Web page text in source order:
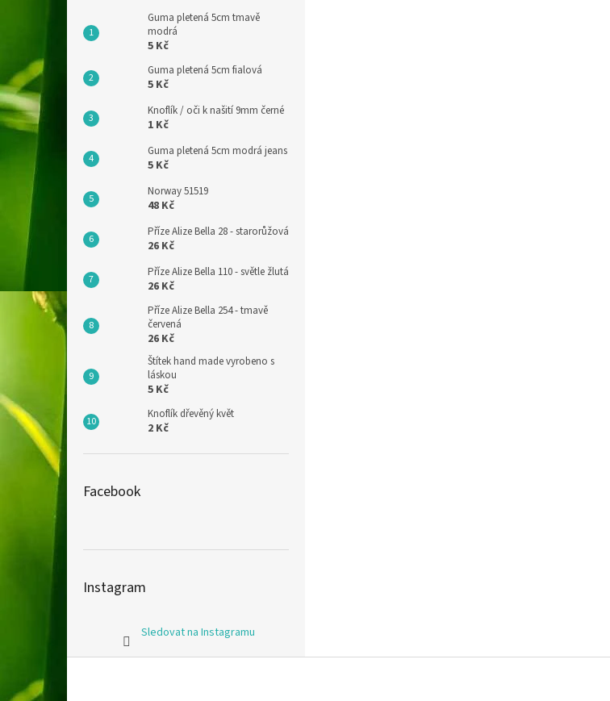
Guma pletená 5cm tmavě
modrá
5 Kč
Guma pletená 5cm fialová
5 Kč
Knoflík / oči k našití 9mm černé
1 Kč
Guma pletená 5cm modrá jeans
5 Kč
Norway 51519
48 Kč
Příze Alize Bella 28 - starorůžová
26 Kč
Příze Alize Bella 110 - světle žlutá
26 Kč
Příze Alize Bella 254 - tmavě
červená
26 Kč
Štítek hand made vyrobeno s
láskou
5 Kč
Knoflík dřevěný květ
2 Kč
Facebook
Instagram
Sledovat na Instagramu